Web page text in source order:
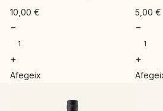
10,00 €
−
+
Afegeix
5,00€
−
+